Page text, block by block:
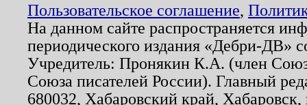
Пользовательское соглашение,
На данном сайте распространяется
периодического издания «Дебри-ДВ»
Учредитель: Пронякин К.А. (член
Союза писателей России). Главный
680032, Хабаровский край,